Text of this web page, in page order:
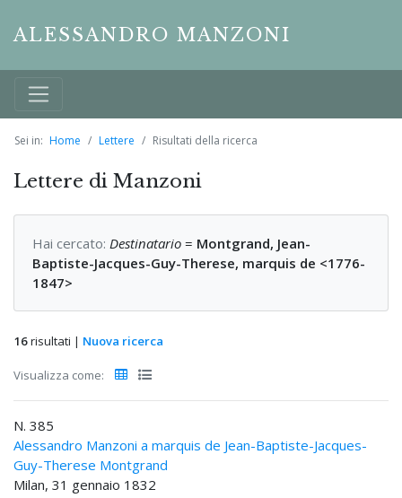
ALESSANDRO MANZONI
Sei in: Home Lettere Risultati della ricerca
Lettere di Manzoni
Hai cercato: Destinatario = Montgrand, Jean-
Baptiste-Jacques-Guy-Therese, marquis de <1776-
1847>
16risultati | Nuova ricerca
Visualizza come:
N. 385
Alessandro Manzoni a marquis de Jean-Baptiste-Jacques-
Guy-Therese Montgrand
Milan, 31 gennaio 1832